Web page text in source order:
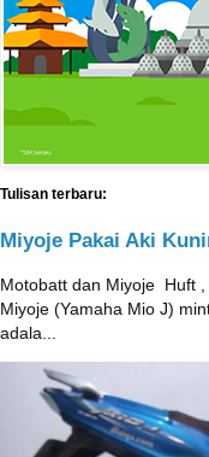
Tulisan terbaru:
Miyoje Pakai Aki
Motobatt dan Miyoje ‎ Huft
Miyoje (Yamaha Mio J)
adala...